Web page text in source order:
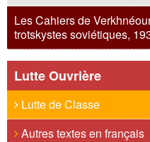
Les Cahiers de
trotskystes soviétiques,
Lutte Ouvrière
Lutte de Classe
Autres textes en français